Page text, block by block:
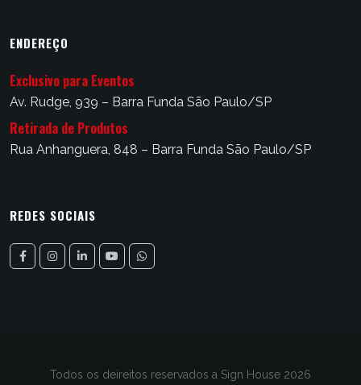
ENDEREÇO
Exclusivo para Eventos
Av. Rudge, 939 – Barra Funda São Paulo/SP
Retirada de Produtos
Rua Anhanguera, 848 – Barra Funda São Paulo/SP
REDES SOCIAIS
Todos os deireitos reservados a Sign House 2026